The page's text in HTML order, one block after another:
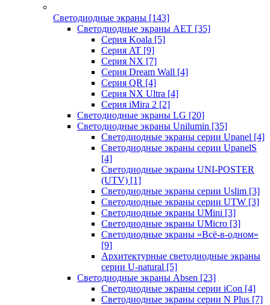
Светодиодные экраны [143]
Светодиодные экраны AET [35]
Cерия Koala [5]
Серия AT [9]
Серия NX [7]
Серия Dream Wall [4]
Серия QR [4]
Серия NX Ultra [4]
Серия iMira 2 [2]
Светодиодные экраны LG [20]
Светодиодные экраны Unilumin [35]
Светодиодные экраны серии Upanel [4]
Светодиодные экраны серии UpanelS
[4]
Светодиодные экраны UNI-POSTER
(UTV) [1]
Светодиодные экраны серии Uslim [3]
Светодиодные экраны серии UTW [3]
Светодиодные экраны UMini [3]
Светодиодные экраны UMicro [3]
Светодиодные экраны «Всё-в-одном»
[9]
Архитектурные светодиодные экраны
серии U-natural [5]
Светодиодные экраны Absen [23]
Светодиодные экраны серии iCon [4]
Светодиодные экраны серии N Plus [7]